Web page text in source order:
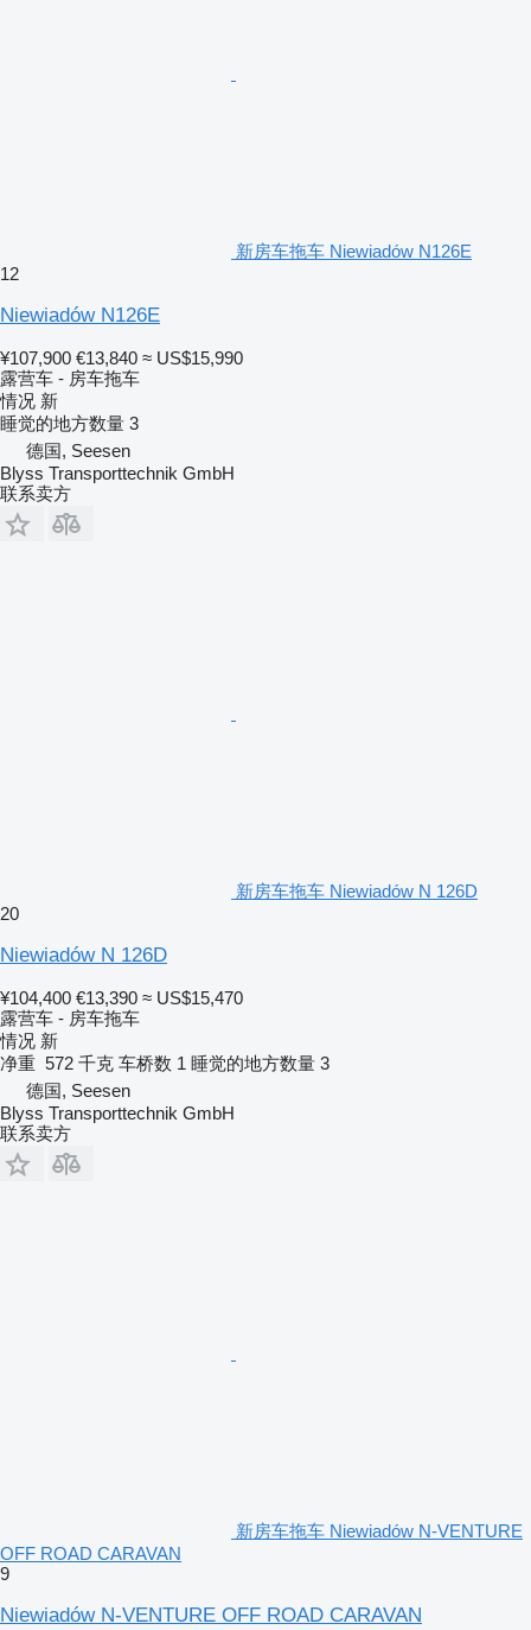
新房车拖车 Niewiadów N126E
12
Niewiadów N126E
¥107,900 €13,840 ≈ US$15,990
露营车 - 房车拖车
情况 新
睡觉的地方数量 3
德国, Seesen
Blyss Transporttechnik GmbH
联系卖方
新房车拖车 Niewiadów N 126D
20
Niewiadów N 126D
¥104,400 €13,390 ≈ US$15,470
露营车 - 房车拖车
情况 新
净重 572 千克 车桥数 1 睡觉的地方数量 3
德国, Seesen
Blyss Transporttechnik GmbH
联系卖方
新房车拖车 Niewiadów N-VENTURE
OFF ROAD CARAVAN
9
Niewiadów N-VENTURE OFF ROAD CARAVAN